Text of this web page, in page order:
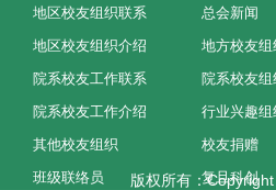
地区校友组织联系
地区校友组织介绍
院系校友工作联系
院系校友工作介绍
其他校友组织
班级联络员
总会新闻
地方校友组
院系校友组
行业兴趣组
校友捐赠
复旦科创
版权所有：